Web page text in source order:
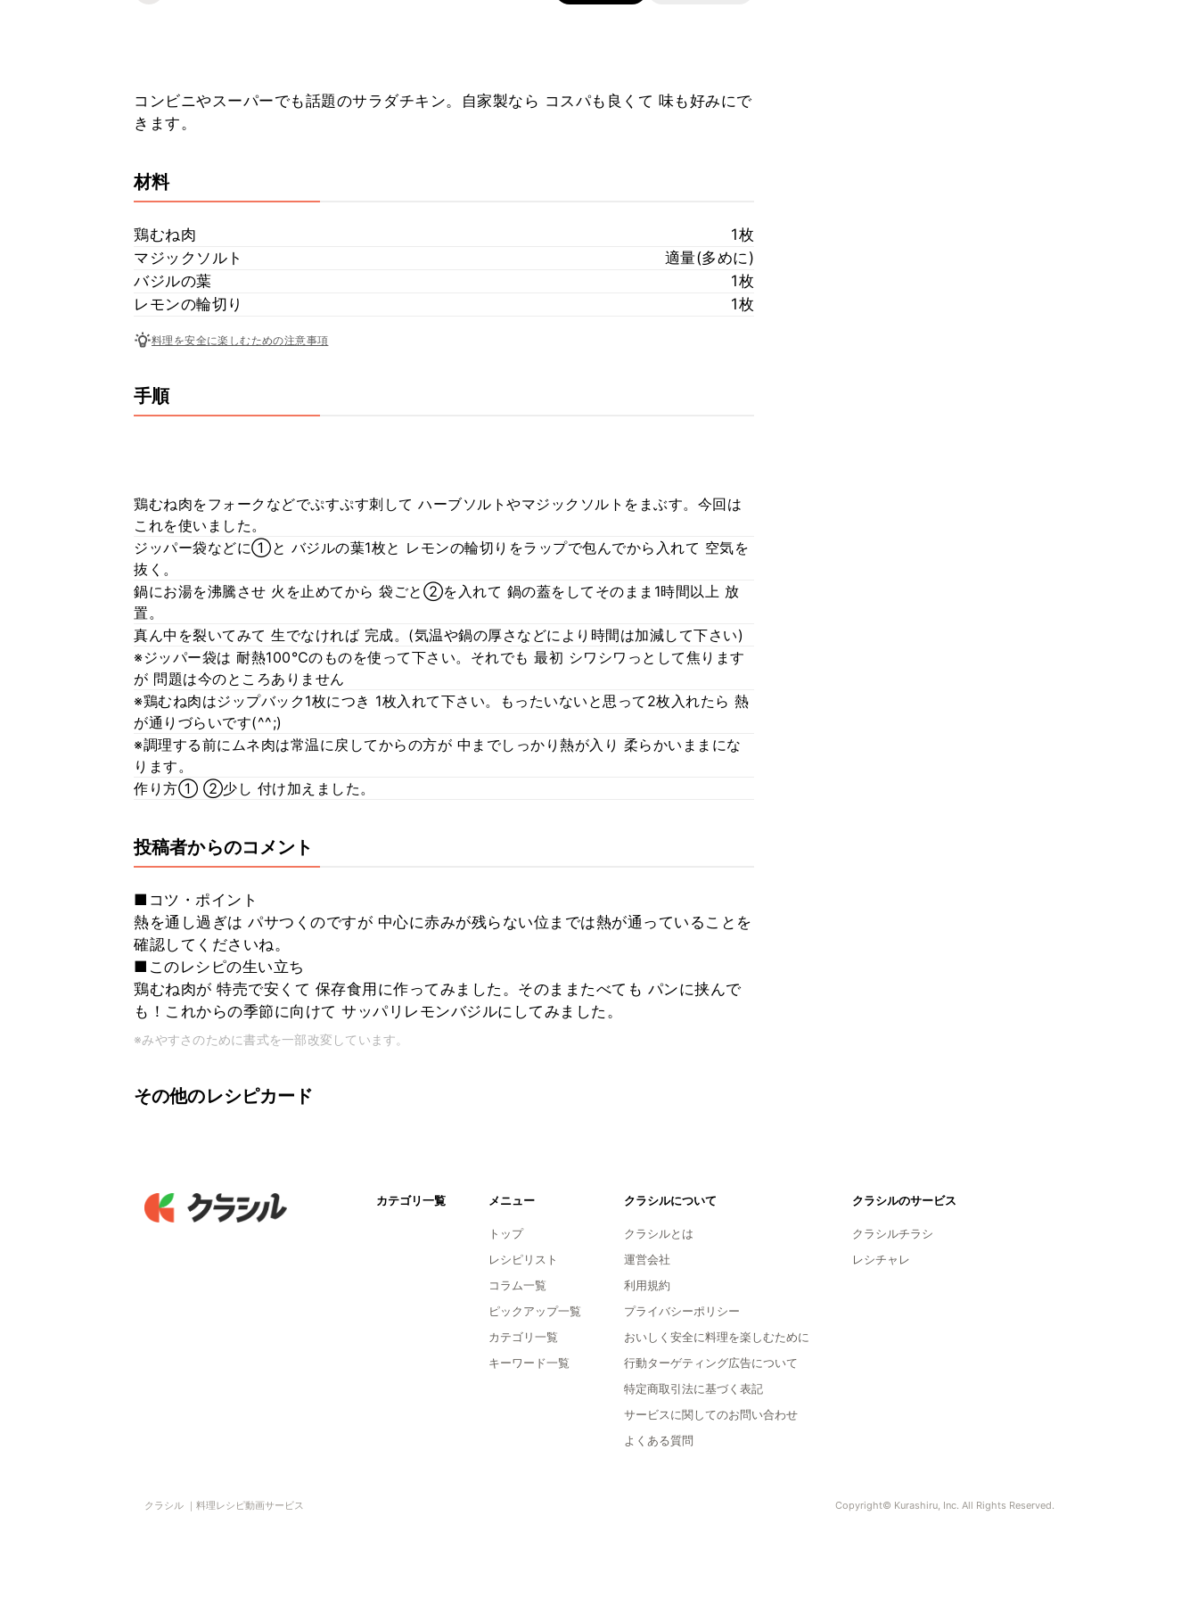
コンビニやスーパーでも話題のサラダチキン。自家製なら コスパも良くて 味も好みにで
きます。
材料
鶏むね肉
1枚
マジックソルト
適量(多めに)
バジルの葉
1枚
レモンの輪切り
1枚
料理を安全に楽しむための注意事項
手順
鶏むね肉をフォークなどでぷすぷす刺して ハーブソルトやマジックソルトをまぶす。今回は
これを使いました。
ジッパー袋などに①と バジルの葉1枚と レモンの輪切りをラップで包んでから入れて 空気を
抜く。
鍋にお湯を沸騰させ 火を止めてから 袋ごと②を入れて 鍋の蓋をしてそのまま1時間以上 放
置。
真ん中を裂いてみて 生でなければ 完成。(気温や鍋の厚さなどにより時間は加減して下さい)
※ジッパー袋は 耐熱100℃のものを使って下さい。それでも 最初 シワシワっとして焦ります
が 問題は今のところありません
※鶏むね肉はジップバック1枚につき 1枚入れて下さい。もったいないと思って2枚入れたら 熱
が通りづらいです(^^;)
※調理する前にムネ肉は常温に戻してからの方が 中までしっかり熱が入り 柔らかいままにな
ります。
作り方① ②少し 付け加えました。
投稿者からのコメント
■コツ・ポイント
熱を通し過ぎは パサつくのですが 中心に赤みが残らない位までは熱が通っていることを
確認してくださいね。
■このレシピの生い立ち
鶏むね肉が 特売で安くて 保存食用に作ってみました。そのままたべても パンに挟んで
も！これからの季節に向けて サッパリレモンバジルにしてみました。
※みやすさのために書式を一部改変しています。
その他のレシピカード
カテゴリ一覧 メニュー
トップ
レシピリスト
コラム一覧
ピックアップ一覧
カテゴリ一覧
キーワード一覧
クラシルについて
クラシルとは
運営会社
利用規約
プライバシーポリシー
おいしく安全に料理を楽しむために
行動ターゲティング広告について
特定商取引法に基づく表記
サービスに関してのお問い合わせ
よくある質問
クラシルのサービス
クラシルチラシ
レシチャレ
クラシル ｜料理レシピ動画サービス Copyright© Kurashiru, Inc. All Rights Reserved.